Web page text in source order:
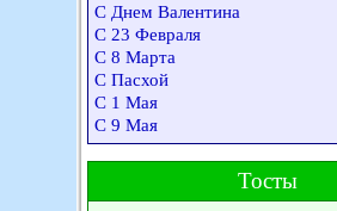
С Днем Валентина
С 23 Февраля
С 8 Марта
С Пасхой
С 1 Мая
С 9 Мая
Тосты